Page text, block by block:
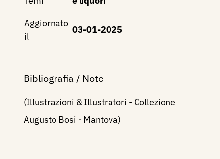
Aggiornato
il
03-01-2025
Bibliografia / Note
(Illustrazioni & Illustratori - Collezione
Augusto Bosi - Mantova)